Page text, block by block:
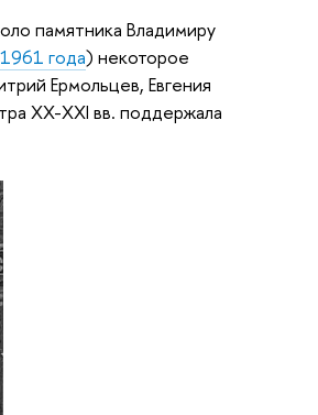
памятника Владимиру
года) некоторое
Ермольцев, Евгения
XX-XXI вв. поддержала